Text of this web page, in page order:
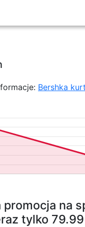
Bershka
na
tylko 79.99